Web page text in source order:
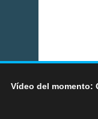
Vídeo del momento: